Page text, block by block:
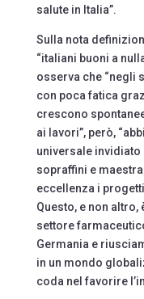
salute in Italia”.
Sulla nota
“italiani buoni a
osserva che “negli
con poca fatica
crescono
ai lavori”, però,
universale
sopraffini e
eccellenza i
Questo, e non altro,
settore
Germania e
in un mondo
coda nel favorire